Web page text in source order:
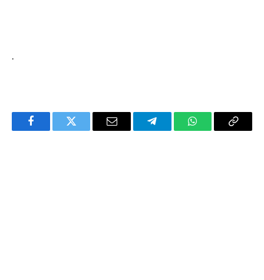
.
FacebookTwitter Email TelegramWhatsAppCopy